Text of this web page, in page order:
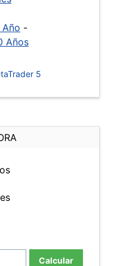
-
Años
5
Calcular